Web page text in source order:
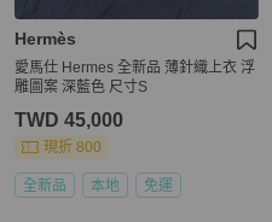
Hermès
愛馬仕 Hermes 全新品 薄針織上衣 浮
雕圖案 深藍色 尺寸S
TWD 45,000
現折 800
全新品 本地 免運